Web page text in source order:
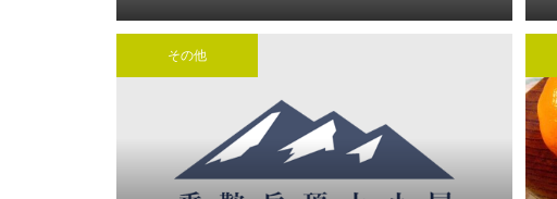
桜開花始まる・・・
その他